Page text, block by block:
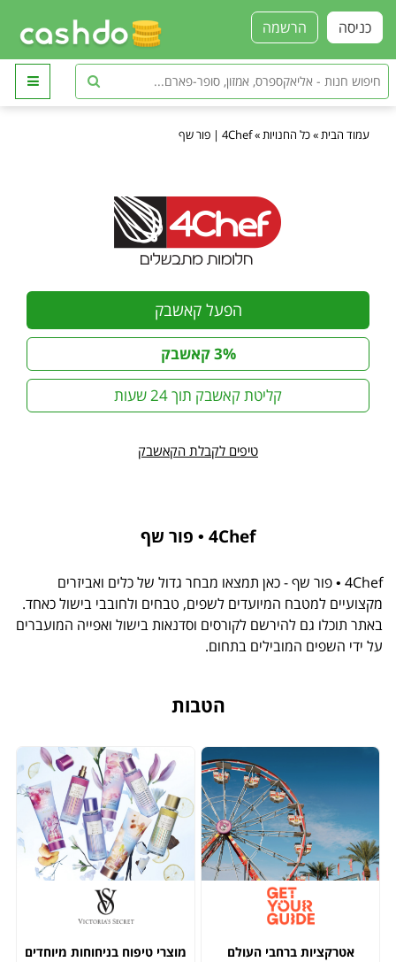
הרשמה כניסה
עמוד הבית »כל החנויות »4Chef | פור שף
הפעל קאשבק
3% קאשבק
קליטת קאשבק תוך 24 שעות
טיפים לקבלת הקאשבק
4Chef • פור שף
4Chef • פור שף - כאן תמצאו מבחר גדול של כלים ואביזרים
מקצועיים למטבח המיועדים לשפים, טבחים ולחובבי בישול כאחד.
באתר תוכלו גם להירשם לקורסים וסדנאות בישול ואפייה המועברים
על ידי השפים המובילים בתחום.
הטבות
אטרקציות ברחבי העולם מוצרי טיפוח בניחוחות מיוחדים